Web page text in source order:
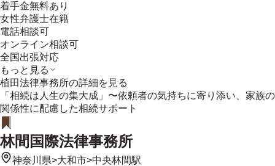
着手金無料あり
女性弁護士在籍
電話相談可
オンライン相談可
全国出張対応
もっと見る
植田法律事務所の詳細を見る
「相続は人生の集大成」〜依頼者の気持ちに寄り添い、家族の
関係性に配慮した相続サポート
林間国際法律事務所
神奈川県>大和市>中央林間駅